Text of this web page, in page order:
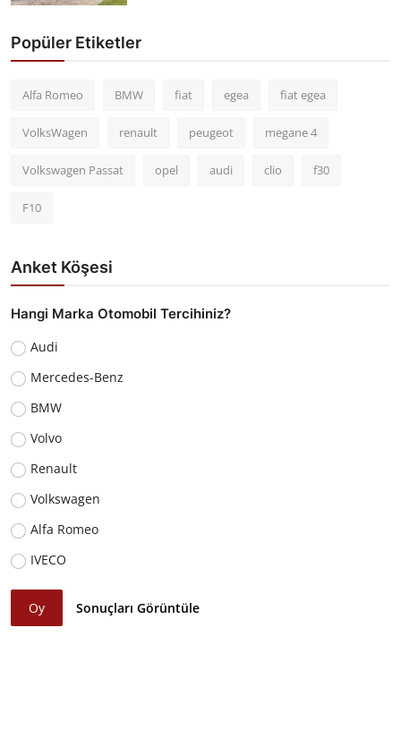
Popüler Etiketler
Alfa Romeo BMW fiat egea fiat egea
VolksWagen renault peugeot megane 4
Volkswagen Passat opel audi clio f30
F10
Anket Köşesi
Hangi Marka Otomobil Tercihiniz?
Audi
Mercedes-Benz
BMW
Volvo
Renault
Volkswagen
Alfa Romeo
IVECO
Oy Sonuçları Görüntüle